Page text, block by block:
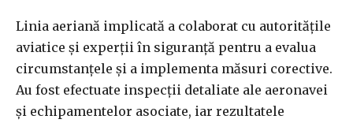
Linia aeriană implicată a colaborat cu autoritățile
aviatice și experții în siguranță pentru a evalua
circumstanțele și a implementa măsuri corective.
Au fost efectuate inspecții detaliate ale aeronavei
și echipamentelor asociate, iar rezultatele